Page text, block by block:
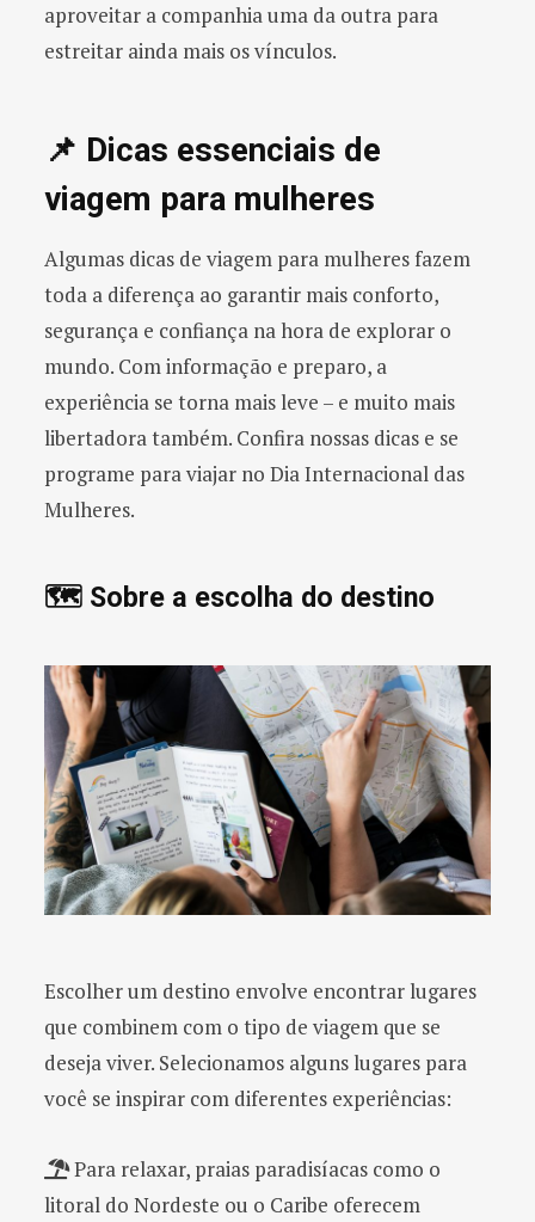
aproveitar a companhia uma da outra para
estreitar ainda mais os vínculos.
📌 Dicas essenciais de
viagem para mulheres
Algumas dicas de viagem para mulheres fazem
toda a diferença ao garantir mais conforto,
segurança e confiança na hora de explorar o
mundo. Com informação e preparo, a
experiência se torna mais leve – e muito mais
libertadora também. Confira nossas dicas e se
programe para viajar no Dia Internacional das
Mulheres.
🗺️ Sobre a escolha do destino
Escolher um destino envolve encontrar lugares
que combinem com o tipo de viagem que se
deseja viver. Selecionamos alguns lugares para
você se inspirar com diferentes experiências:
Para relaxar, praias paradisíacas como o
litoral do Nordeste ou o Caribe oferecem